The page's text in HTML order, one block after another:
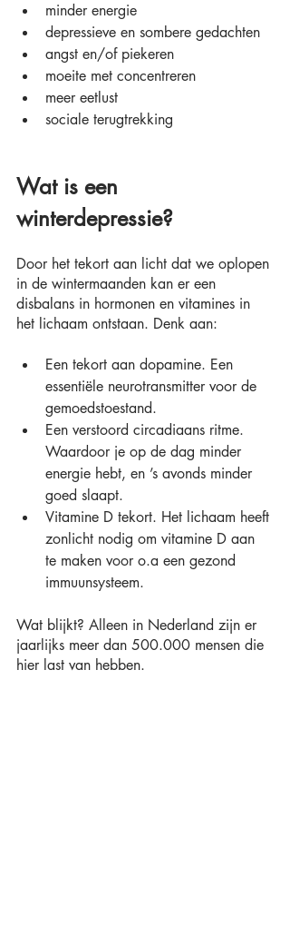
minder energie
depressieve en sombere gedachten
angst en/of piekeren
moeite met concentreren
meer eetlust
sociale terugtrekking
Wat is een
winterdepressie?
Door het tekort aan licht dat we oplopen
in de wintermaanden kan er een
disbalans in hormonen en vitamines in
het lichaam ontstaan. Denk aan:
Een tekort aan dopamine. Een
essentiële neurotransmitter voor de
gemoedstoestand.
Een verstoord circadiaans ritme.
Waardoor je op de dag minder
energie hebt, en ’s avonds minder
goed slaapt.
Vitamine D tekort. Het lichaam heeft
zonlicht nodig om vitamine D aan
te maken voor o.a een gezond
immuunsysteem.
Wat blijkt? Alleen in Nederland zijn er
jaarlijks meer dan 500.000 mensen die
hier last van hebben.